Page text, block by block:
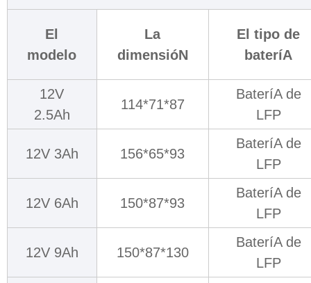
El
modelo
La
dimensióN
El tipo de
bateríA
12V
2.5Ah
114*71*87
BateríA de
LFP
12V 3Ah 156*65*93
BateríA de
LFP
12V 6Ah 150*87*93
BateríA de
LFP
12V 9Ah 150*87*130
BateríA de
LFP